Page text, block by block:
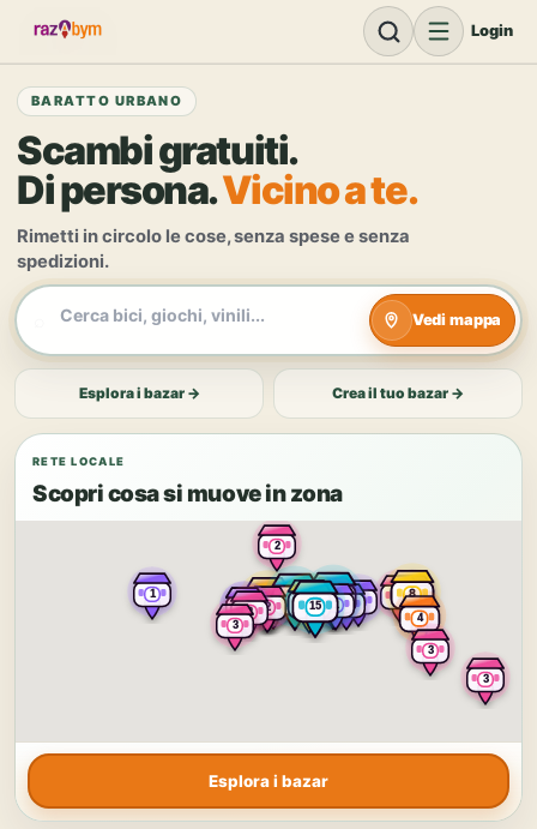
Login
BARATTO URBANO
Scambi gratuiti.
Di persona.Vicino a te.
Rimetti in circolo le cose, senza spese e senza
spedizioni.
Vedi mappa
Esplora i bazar → Crea il tuo bazar →
RETE LOCALE
Scopri cosa si muove in zona
Esplora i bazar